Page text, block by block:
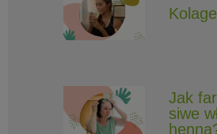
Jak
siwe